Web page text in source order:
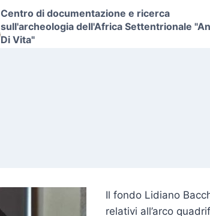
Centro di documentazione e ricerca
sull'archeologia dell'Africa Settentrionale
Di Vita"
Il fondo Lidiano
relativi all’arco